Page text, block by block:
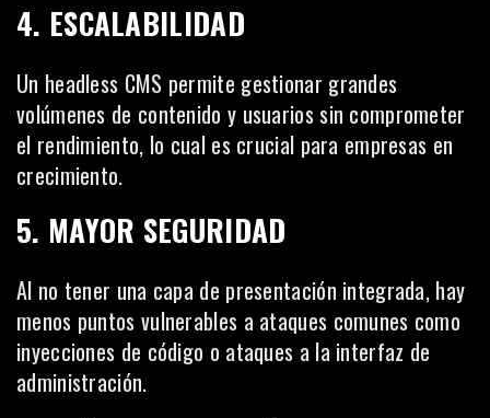
4. ESCALABILIDAD
Un headless CMS permite gestionar grandes
volúmenes de contenido y usuarios sin comprometer
el rendimiento, lo cual es crucial para empresas en
crecimiento.
5. MAYOR SEGURIDAD
Al no tener una capa de presentación integrada, hay
menos puntos vulnerables a ataques comunes como
inyecciones de código o ataques a la interfaz de
administración.